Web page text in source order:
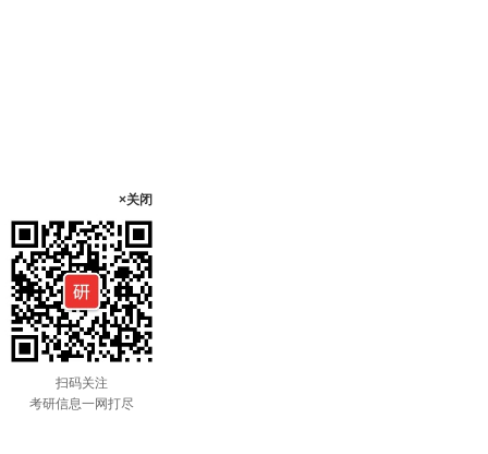
×关闭
扫码关注
考研信息一网打尽